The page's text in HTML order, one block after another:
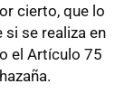
cierto, que lo
se realiza en
el Artículo 75